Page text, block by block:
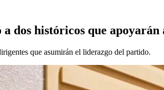
dos históricos que
que asumirán el liderazgo del partido.